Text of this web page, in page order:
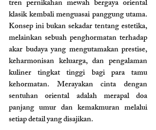
tren pernikahan mewah bergaya oriental
klasik kembali menguasai panggung utama.
Konsep ini bukan sekadar tentang estetika,
melainkan sebuah penghormatan terhadap
akar budaya yang mengutamakan prestise,
keharmonisan keluarga, dan pengalaman
kuliner tingkat tinggi bagi para tamu
kehormatan. Merayakan cinta dengan
sentuhan oriental adalah merapal doa
panjang umur dan kemakmuran melalui
setiap detail yang disajikan.